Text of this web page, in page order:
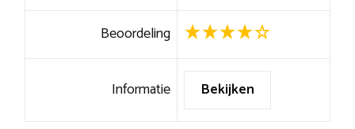
Beoordeling
Informatie Bekijken